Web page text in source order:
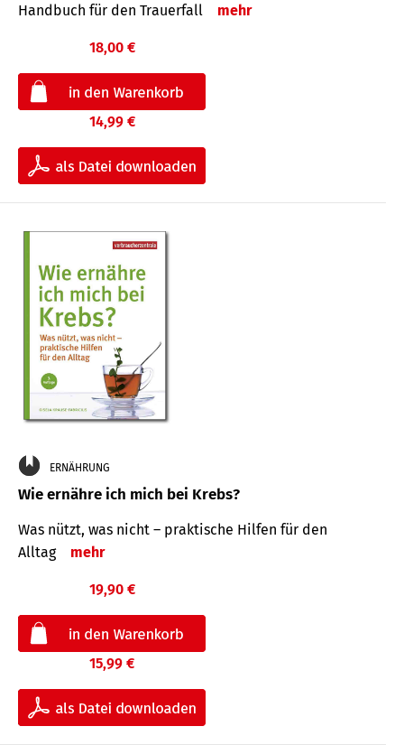
Handbuch für den Trauerfall mehr
18,00 €
14,99 €
ERNÄHRUNG
Wie ernähre ich mich bei Krebs?
Was nützt, was nicht – praktische Hilfen für den
Alltag
mehr
19,90 €
15,99 €